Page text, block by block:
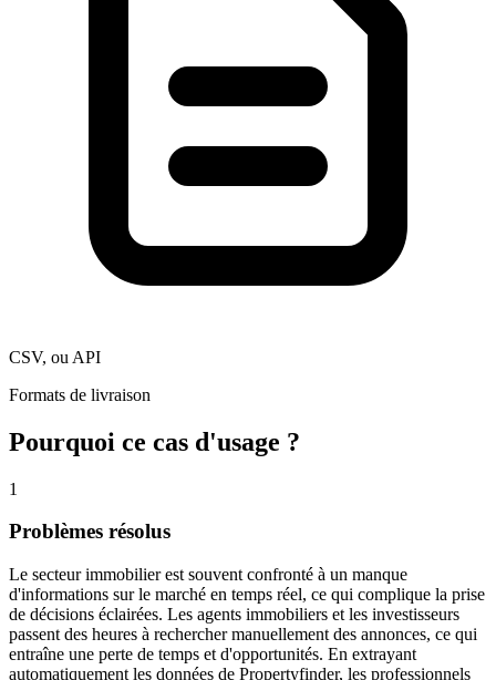
CSV, ou API
Formats de livraison
Pourquoi ce cas d'usage ?
1
Problèmes résolus
Le secteur immobilier est souvent confronté à un manque
d'informations sur le marché en temps réel, ce qui complique la prise
de décisions éclairées. Les agents immobiliers et les investisseurs
passent des heures à rechercher manuellement des annonces, ce qui
entraîne une perte de temps et d'opportunités. En extrayant
automatiquement les données de Propertyfinder, les professionnels